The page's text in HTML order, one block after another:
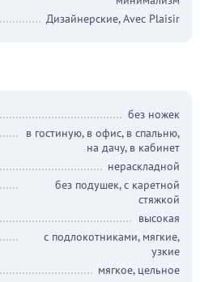
Дизайнерские, Avec Plaisir
без ножек
в гостиную, в офис, в спальню,
на дачу, в кабинет
нераскладной
без подушек, с каретной
стяжкой
высокая
с подлокотниками, мягкие,
узкие
мягкое, цельное